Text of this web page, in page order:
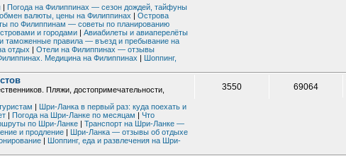
| Погода на Филиппинах — сезон дождей, тайфуны
валюты, цены на Филиппинах | Острова
по Филиппинам — советы по планированию
и городами | Авиабилеты и авиаперелёты
таможенные правила — въезд и пребывание на
отдых | Отели на Филиппинах — отзывы
Медицина на Филиппинах | Шоппинг,
Пляжи, достопримечательности,
| Шри-Ланка в первый раз: куда поехать и
| Погода на Шри-Ланке по месяцам | Что
по Шри-Ланке | Транспорт на Шри-Ланке —
и продление | Шри-Ланка — отзывы об отдыхе
| Шоппинг, еда и развлечения на Шри-
3550 69064